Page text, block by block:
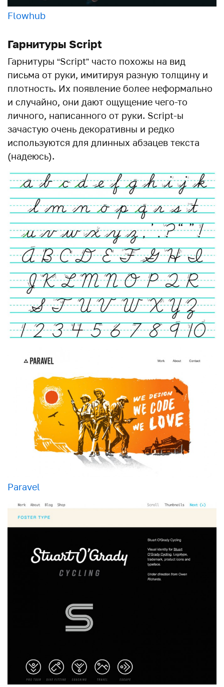
Flowhub
Гарнитуры Script
Гарнитуры “Script” часто похожы на вид
письма от руки, имитируя разную толщину и
плотность. Их появление более неформально
и случайно, они дают ощущение чего-то
личного, написанного от руки. Script-ы
зачастую очень декоративны и редко
используются для длинных абзацев текста
(надеюсь).
Paravel